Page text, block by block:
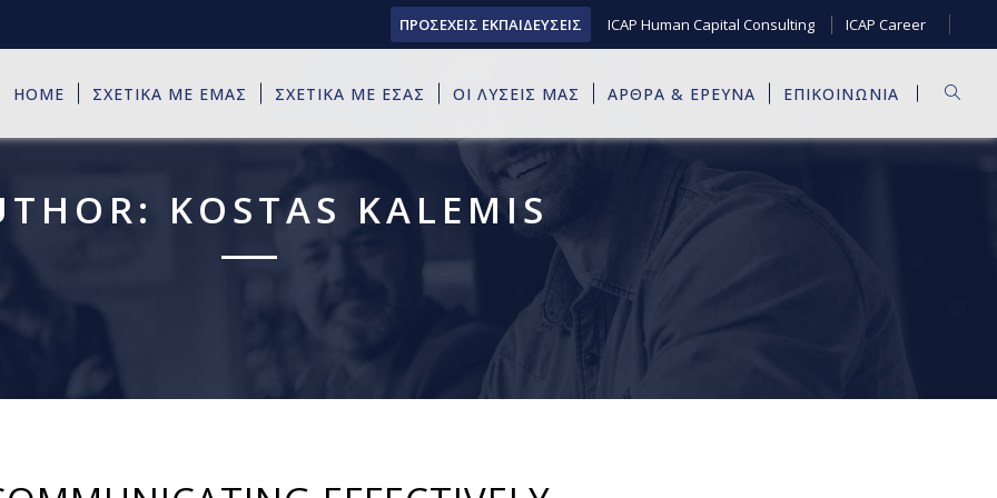
ΠΡΟΣΕΧΕΙΣ ΕΚΠΑΙΔΕΥΣΕΙΣ ICAP Human Capital Consulting ICAP Career
HOME ΣΧΕΤΙΚΑ ΜΕ ΕΜΑΣ ΣΧΕΤΙΚΑ ΜΕ ΕΣΑΣ ΟΙ ΛΥΣΕΙΣ ΜΑΣ ΑΡΘΡΑ & ΕΡΕΥΝΑ ΕΠΙΚΟΙΝΩΝΙΑ
KOSTAS KALEMIS